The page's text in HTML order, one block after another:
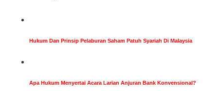
Hukum Dan Prinsip Pelaburan Saham Patuh Syariah Di Malaysia
Apa Hukum Menyertai Acara Larian Anjuran Bank Konvensional?